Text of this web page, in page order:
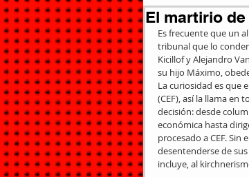
El martirio
Es frecuente que un
tribunal que lo
Kicillof y Alejandro
su hijo Máximo,
La curiosidad es que
(CEF), así la llama en
decisión: desde
económica hasta
procesado a CEF.
desentenderse de
incluye, al